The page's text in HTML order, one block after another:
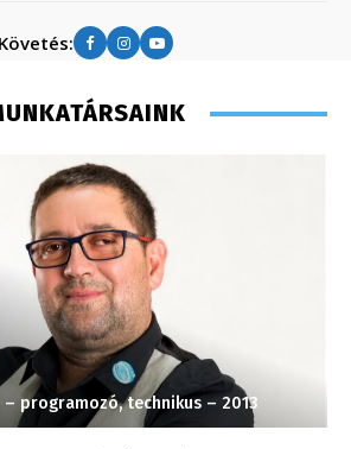
Követés:
– programozó, technikus – 2013